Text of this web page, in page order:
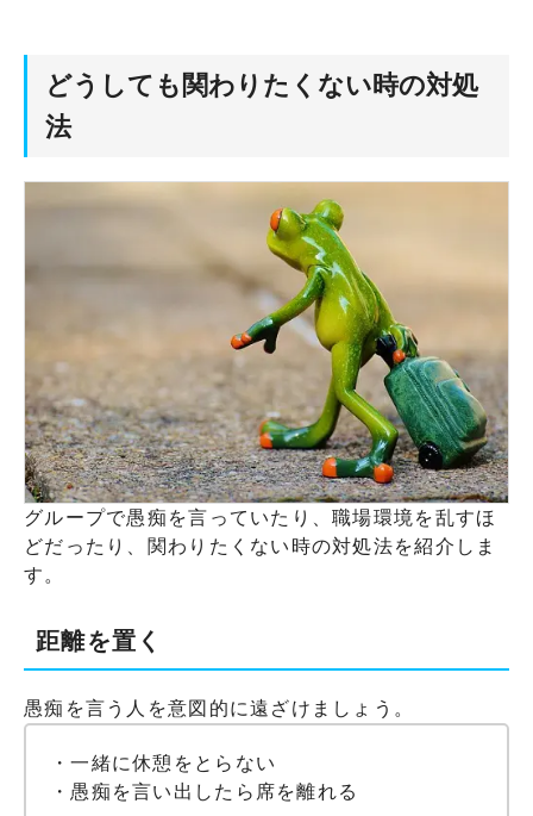
どうしても関わりたくない時の対処
法
グループで愚痴を言っていたり、職場環境を乱すほ
どだったり、関わりたくない時の対処法を紹介しま
す。
距離を置く
愚痴を言う人を意図的に遠ざけましょう。
・一緒に休憩をとらない
・愚痴を言い出したら席を離れる